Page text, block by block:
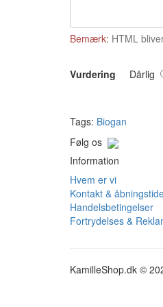
Bemærk: HTML
Vurdering Dårlig
Tags: Biogan
Følg os
Information
Hvem er vi
Kontakt &
Handelsbetingelser
Fortrydelses &
KamilleShop.dk ©